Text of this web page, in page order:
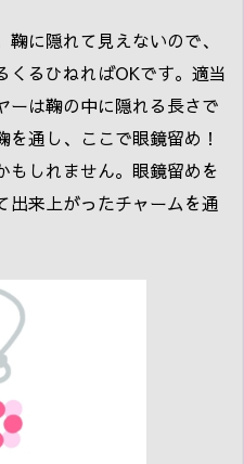
に隠れて見えないので、
くるひねればOKです。適当
ーは鞠の中に隠れる長さで
通し、ここで眼鏡留め！
もしれません。眼鏡留めを
出来上がったチャームを通